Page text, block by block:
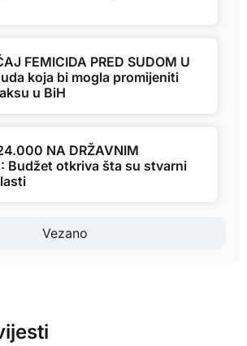
Vezano
FEMICIDA PRED SUDOM U
koja bi mogla promijeniti
u BiH
NA DRŽAVNIM
Budžet otkriva šta su stvarni